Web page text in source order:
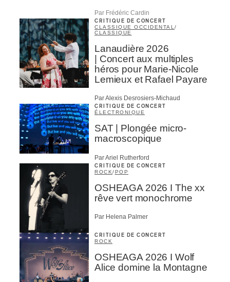
Par Frédéric Cardin
CRITIQUE DE CONCERT
CLASSIQUE OCCIDENTAL /
CLASSIQUE
Lanaudière 2026
| Concert aux multiples
héros pour Marie-Nicole
Lemieux et Rafael Payare
Par Alexis Desrosiers-Michaud
CRITIQUE DE CONCERT
ÉLECTRONIQUE
SAT | Plongée micro-
macroscopique
Par Ariel Rutherford
CRITIQUE DE CONCERT
ROCK/POP
OSHEAGA 2026 I The xx
rêve vert monochrome
Par Helena Palmer
CRITIQUE DE CONCERT
ROCK
OSHEAGA 2026 I Wolf
Alice domine la Montagne